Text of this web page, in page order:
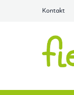
Kontakt